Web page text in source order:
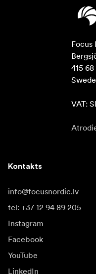
Focus
415
VAT:
Kontakts
info@focusnordic.lv
tel: +37 12 94 89 205
Instagram
Facebook
YouTube
LinkedIn